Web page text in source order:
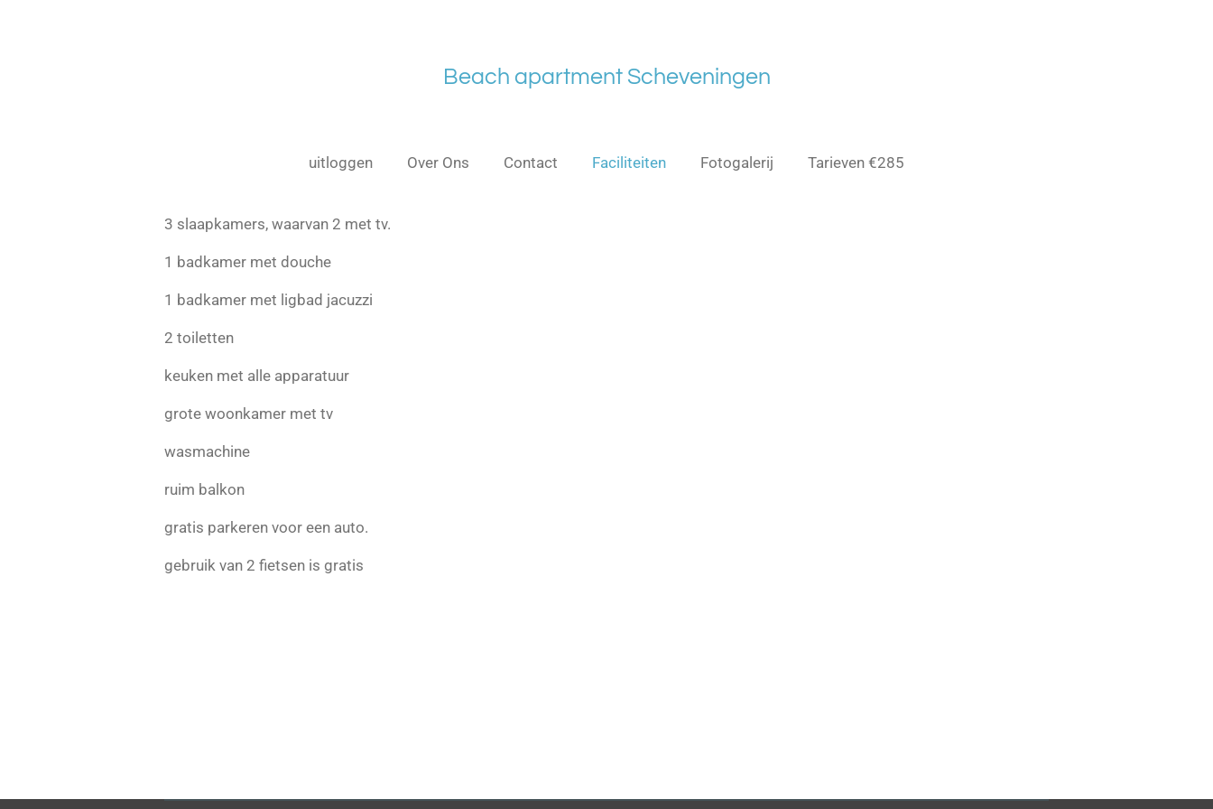
Beach apartment Scheveningen
uitloggen Over Ons Contact Faciliteiten Fotogalerij Tarieven €285
3 slaapkamers, waarvan 2 met tv.
1 badkamer met douche
1 badkamer met ligbad jacuzzi
2 toiletten
keuken met alle apparatuur
grote woonkamer met tv
wasmachine
ruim balkon
gratis parkeren voor een auto.
gebruik van 2 fietsen is gratis